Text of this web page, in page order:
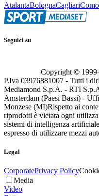
AtalantaBolognaCagliariComo
Seguici su
Copyright © 1999-
P.Iva 03976881007 - Tutti i
Mediamond S.p.A. - RTI
Amsterdam (Paesi Bassi) -
Monzese (MI)Rispetto ai
riprodotti è vietata ogni
sistemi di intelligenza
espresso di utilizzare mezzi
Legal
CorporatePrivacy Policy
Media
Video